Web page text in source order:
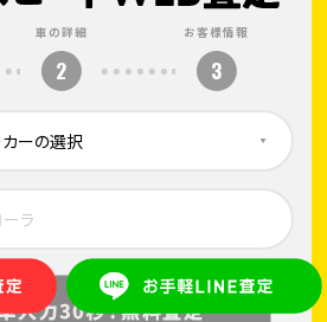
車の詳細
2
お客様情報
3